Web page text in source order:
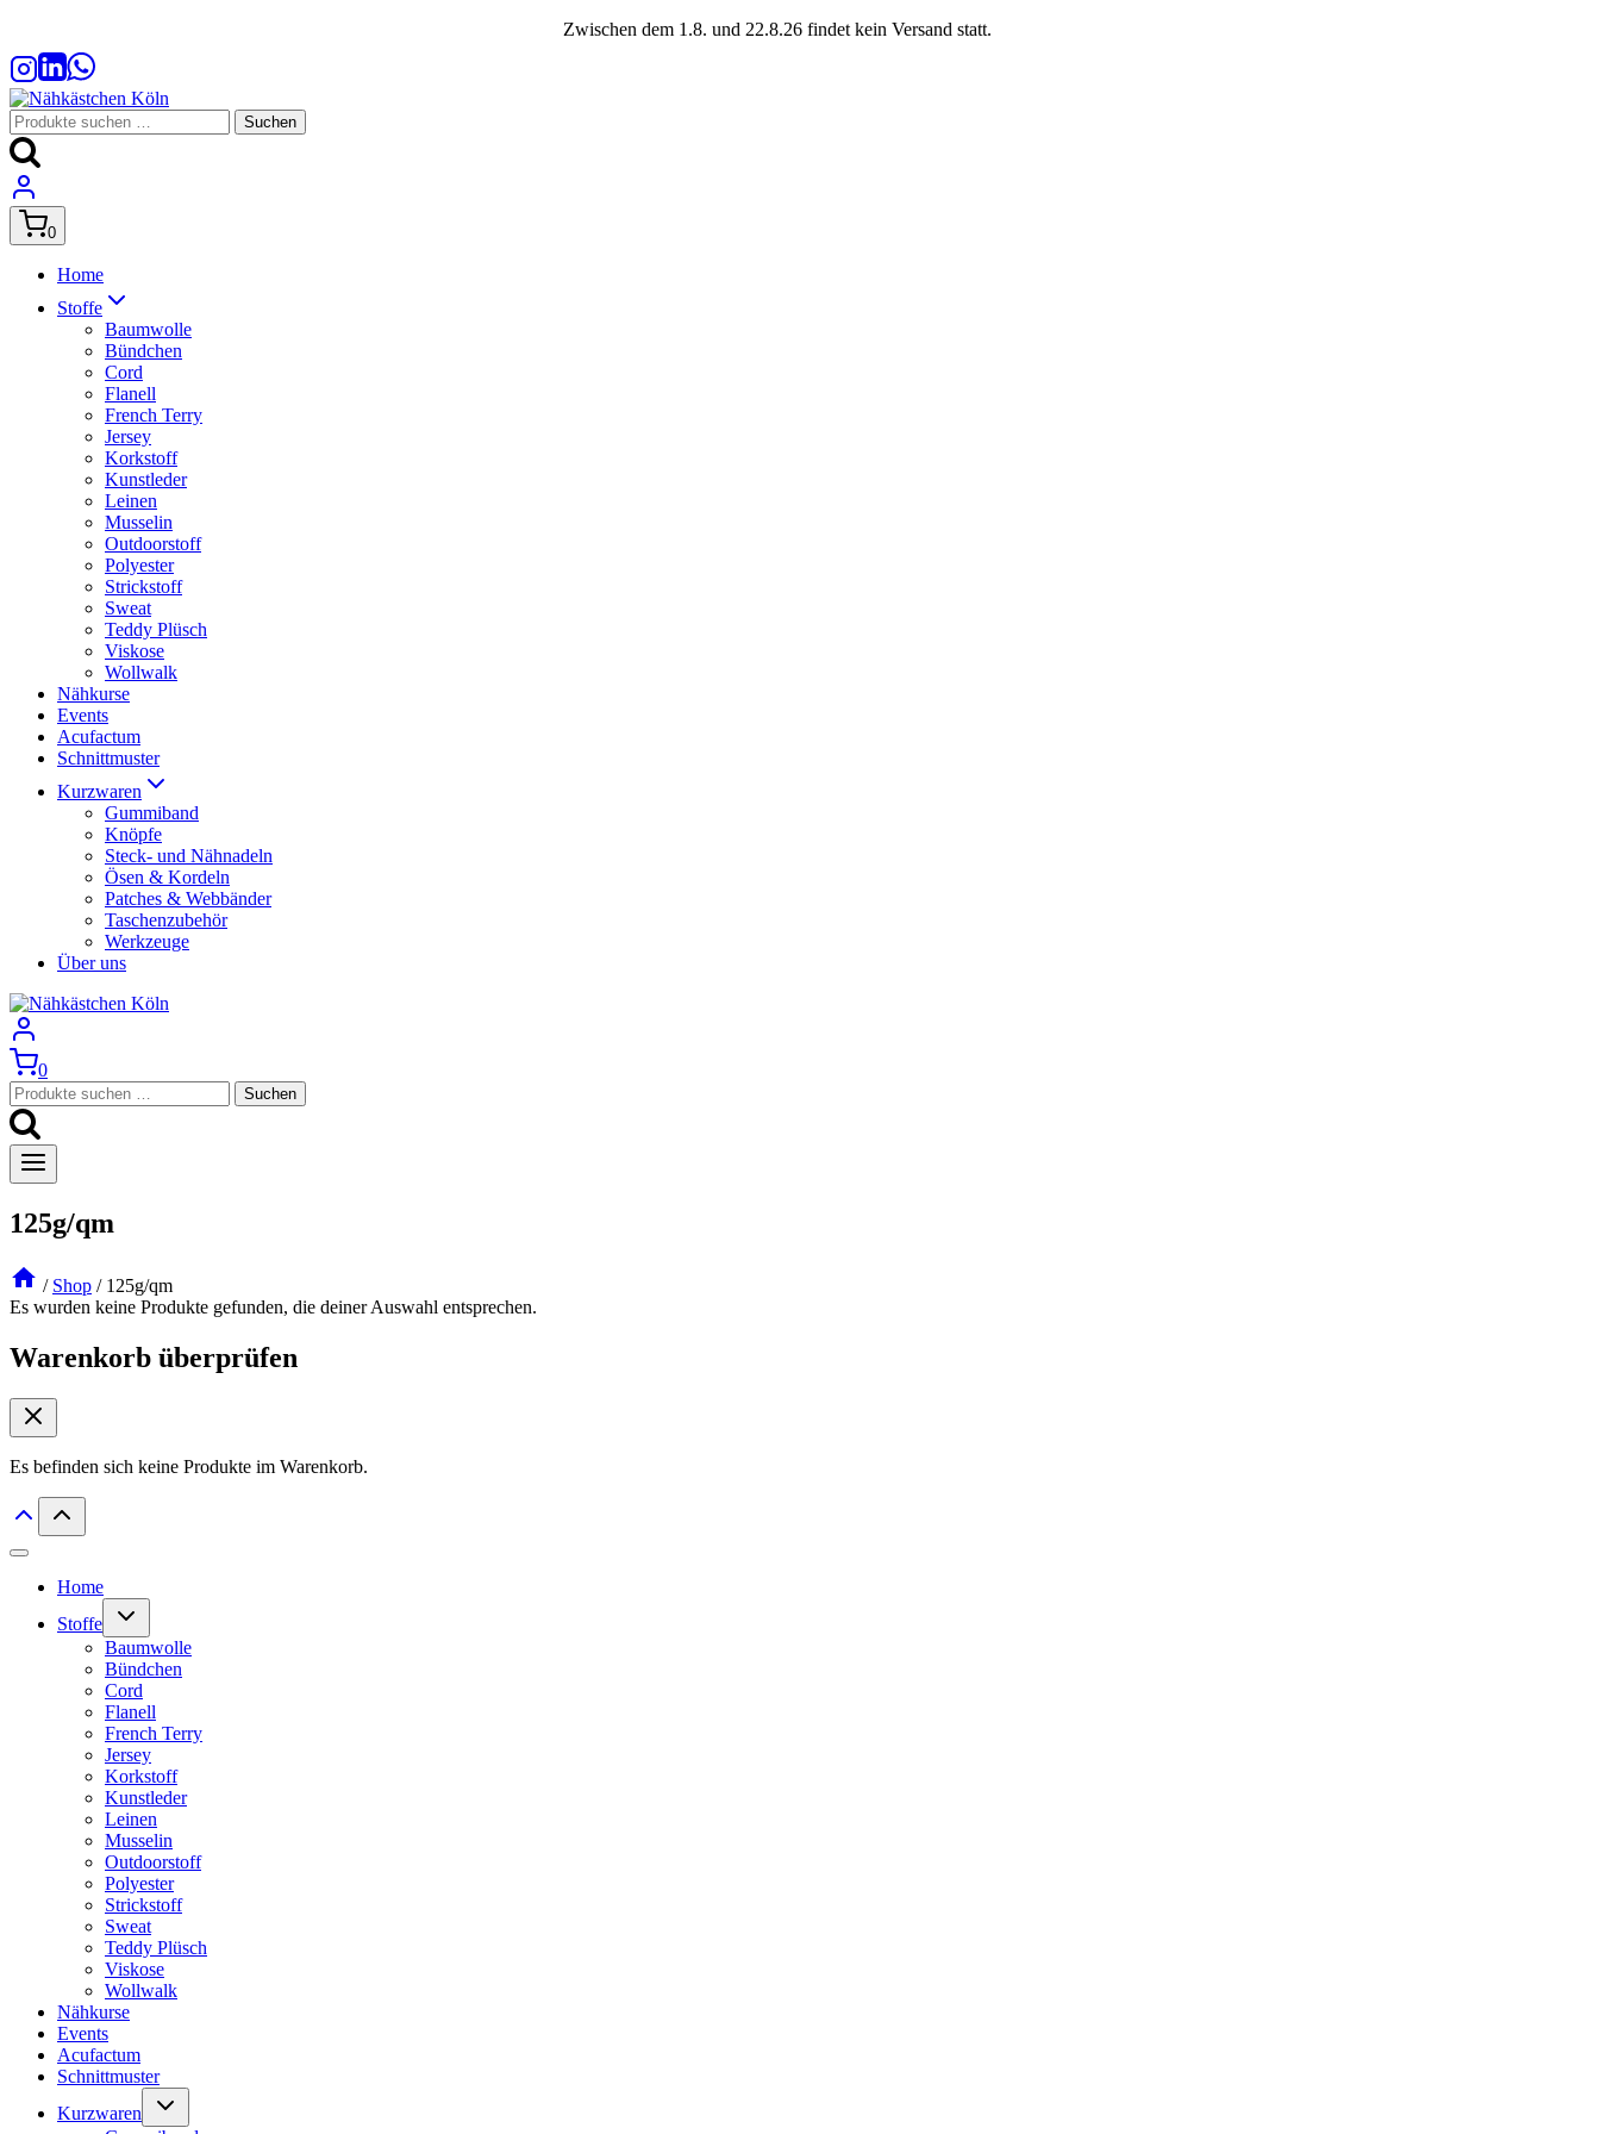
springen
Zwischen dem 1.8. und 22.8.26 findet kein Versand statt.
Suchen
nach:
Suchen
0
Home
Stoffe
Baumwolle
Bündchen
Cord
Flanell
French Terry
Jersey
Korkstoff
Kunstleder
Leinen
Musselin
Outdoorstoff
Polyester
Strickstoff
Sweat
Teddy Plüsch
Viskose
Wollwalk
Nähkurse
Events
Acufactum
Schnittmuster
Kurzwaren
Gummiband
Knöpfe
Steck- und Nähnadeln
Ösen & Kordeln
Patches & Webbänder
Taschenzubehör
Werkzeuge
Über uns
0
Suchen
nach:
Suchen
125g/qm
/ Shop / 125g/qm
Es wurden keine Produkte gefunden, die deiner Auswahl entsprechen.
Warenkorb überprüfen
Es befinden sich keine Produkte im Warenkorb.
Home
Stoffe
Untermenü
umschalten
Baumwolle
Bündchen
Cord
Flanell
French Terry
Jersey
Korkstoff
Kunstleder
Leinen
Musselin
Outdoorstoff
Polyester
Strickstoff
Sweat
Teddy Plüsch
Viskose
Wollwalk
Nähkurse
Events
Acufactum
Schnittmuster
Kurzwaren
Untermenü
umschalten